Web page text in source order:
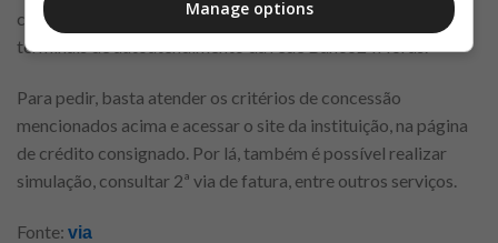
crédito em conta, ordem de pagamento ou saque em
terminais de autoatendimento da rede Banco24Horas.
Para pedir, basta atender os critérios de concessão
mencionados acima e acessar o site da instituição, na página
de crédito consignado. Por lá, também é possível realizar
simulação, consultar 2ª via de fatura, entre outros serviços.
Fonte: via
Manage options